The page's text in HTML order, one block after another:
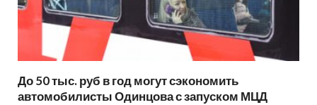
До 50 тыс. руб в год могут сэкономить
автомобилисты Одинцова с запуском МЦД